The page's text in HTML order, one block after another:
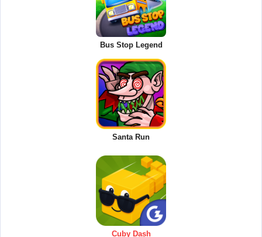
Bus Stop Legend
Santa Run
Cuby Dash